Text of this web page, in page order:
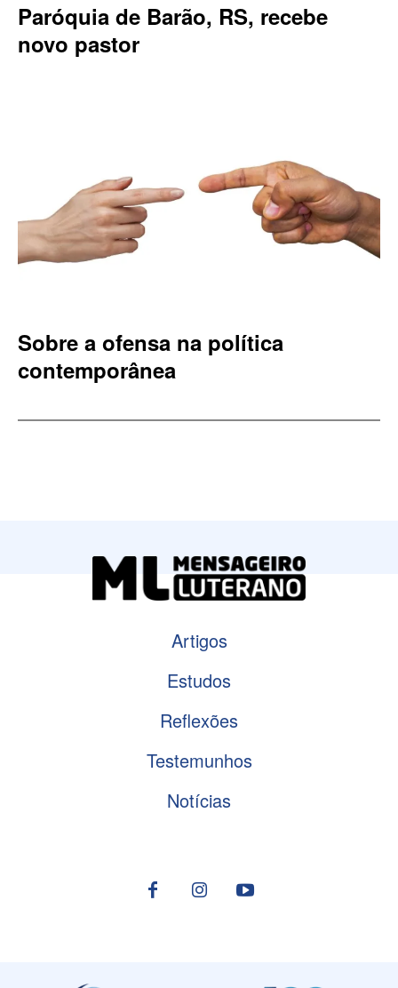
Paróquia de Barão, RS, recebe
novo pastor
Sobre a ofensa na política
contemporânea
Artigos
Estudos
Reflexões
Testemunhos
Notícias